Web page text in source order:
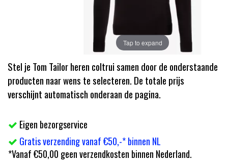
Tap to expand
Stel je Tom Tailor heren coltrui samen door de onderstaande
producten naar wens te selecteren. De totale prijs
verschijnt automatisch onderaan de pagina.
Eigen bezorgservice
Gratis verzending vanaf €50,-* binnen NL
*Vanaf €50,00 geen verzendkosten binnen Nederland.